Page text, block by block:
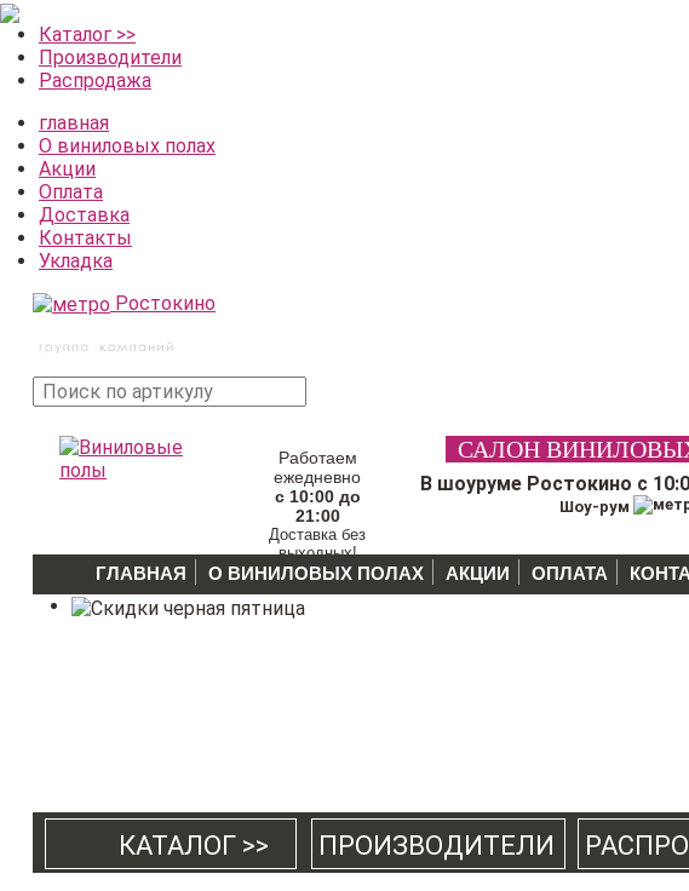
Каталог >>
Производители
Распродажа
главная
О виниловых полах
Акции
Оплата
Доставка
Контакты
Укладка
Ростокино
товара
Работаем
ежедневно
с 10:00 до
21:00
Доставка без
выходных!
САЛОН
В шоуруме Ростокино с
Шоу-рум
ГЛАВНАЯ О ВИНИЛОВЫХ ПОЛАХ АКЦИИ ОПЛАТА
КАТАЛОГ >> ПРОИЗВОДИТЕЛИ